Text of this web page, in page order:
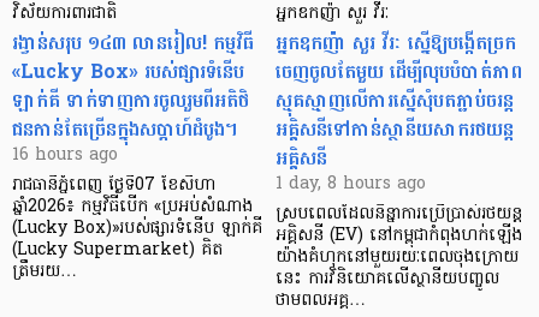
វិស័យការពារជាតិ
រង្វាន់សរុប ១៤៣ លានរៀល! កម្មវិធី
«Lucky Box» របស់ផ្សារទំនើប
ឡាក់គី ទាក់ទាញការចូលរួមពីអតិថិ
ជនកាន់តែច្រើនក្នុងសប្តាហ៍ដំបូង។
16 hours ago
រាជធានីភ្នំពេញ ថ្ងៃទី07 ខែសីហា
ឆ្នាំ2026៖ កម្មវិធីបើក «ប្រអប់សំណាង
(Lucky Box)»របស់ផ្សារទំនើប ឡាក់គី
(Lucky Supermarket) គិត
ត្រឹមរយ…
អ្នកឧកញ៉ា សួរ វីរៈ
អ្នកឧកញ៉ា សួរ វីរៈ ស្នើឱ្យបង្កើតច្រក
ចេញចូលតែមួយ ដើម្បីលុបបំបាត់ភាព
ស្មុគស្មាញលើការស្នើសុំបតភ្ជាប់ចរន្ត
អគ្គិសនីទៅកាន់ស្ថានីយសាករថយន្ត
អគ្គិសនី
1 day, 8 hours ago
ស្របពេលដែលនិន្នាការប្រើប្រាស់រថយន្ត
អគ្គិសនី (EV) នៅកម្ពុជាកំពុងហក់ឡើង
យ៉ាងគំហុកនៅមួយរយៈពេលចុងក្រោយ
នេះ ការវិនិយោគលើស្ថានីយបញ្ចូល
ថាមពលអគ្គ…